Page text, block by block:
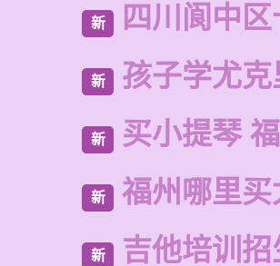
新 四川阆中
新 孩子学尤
新 买小提琴
新 福州哪里
新 吉他培训